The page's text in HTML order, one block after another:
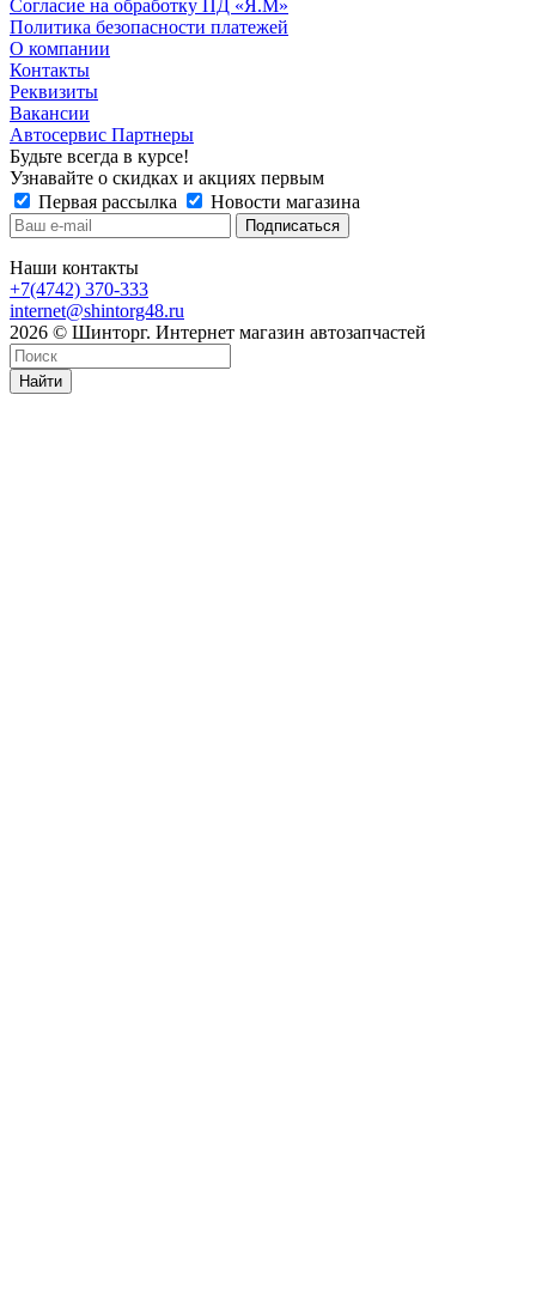
Согласие на обработку ПД «Я.М»
Политика безопасности платежей
О компании
Контакты
Реквизиты
Вакансии
Автосервис Партнеры
Будьте всегда в курсе!
Узнавайте о скидках и акциях первым
Первая рассылка
Новости магазина
Наши контакты
+7(4742) 370-333
internet@shintorg48.ru
2026 © Шинторг. Интернет магазин автозапчастей
Найти